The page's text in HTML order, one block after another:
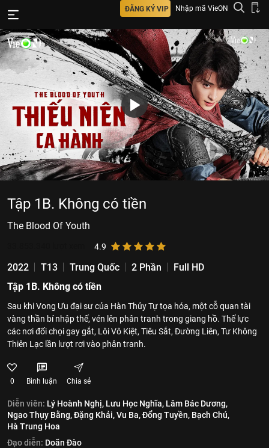
ĐĂNG KÝ VIP Nhập mã VieON
Tập 1B. Không có tiền
The Blood Of Youth
4.9
2022 T13 Trung Quốc 2 Phần
Full HD
Tập 1B. Không có tiền
Sau khi Vong Ưu đại sư của Hàn Thủy Tự tọa hóa, một cỗ quan tài
vàng thần bí nhập thế, vén lên phân tranh trong giang hồ. Thế lực
các nơi đối chọi gay gắt, Lôi Vô Kiệt, Tiêu Sắt, Đường Liên, Tư Không
Thiên Lạc lần lượt rơi vào phân tranh.
0 Bình luận Chia sẻ
Diễn viên: Lý Hoành Nghị, Lưu Học Nghĩa, Lâm Bác Dương,
Ngao Thụy Bằng,Đặng Khải,Vu Ba,Đổng Tuyền, Bạch Chú,
Hà Trung Hoa
Đạo diễn: Doãn Đào